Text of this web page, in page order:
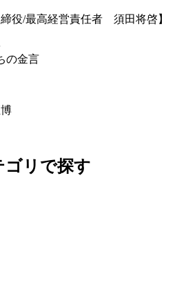
役/最高経営責任者 須田将啓】
の金言
ゴリで探す